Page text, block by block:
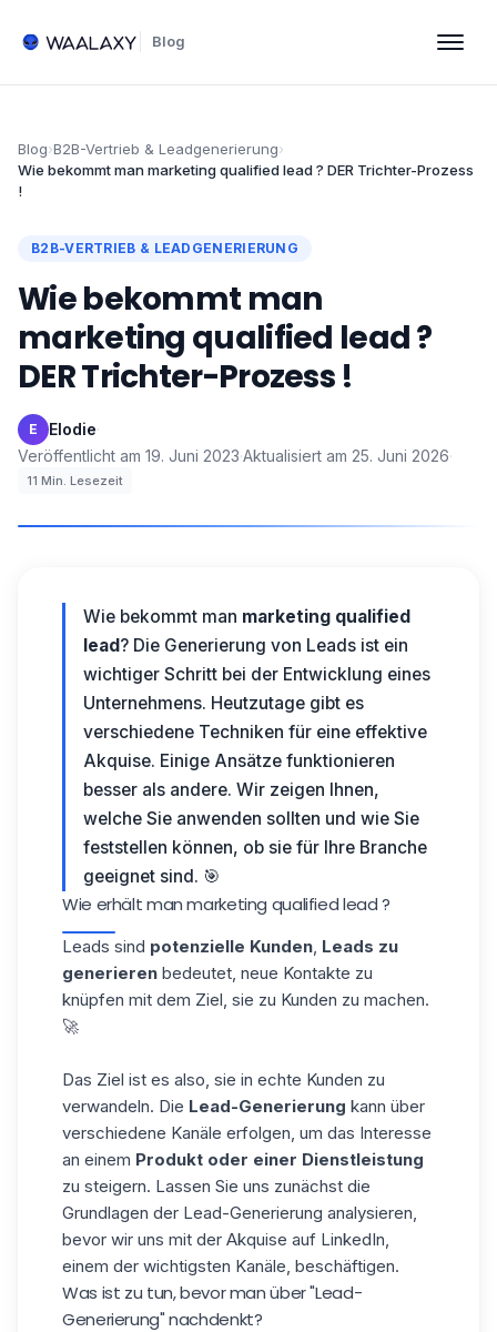
Blog
Blog›B2B-Vertrieb & Leadgenerierung›
Wie bekommt man marketing qualified lead ? DER Trichter-Prozess
!
B2B-VERTRIEB & LEADGENERIERUNG
Wie bekommt man
marketing qualified lead ?
DER Trichter-Prozess !
E Elodie·
Veröffentlicht am 19. Juni 2023·Aktualisiert am 25. Juni 2026·
11 Min. Lesezeit
Wie bekommt man marketing qualified
lead? Die Generierung von Leads ist ein
wichtiger Schritt bei der Entwicklung eines
Unternehmens. Heutzutage gibt es
verschiedene Techniken für eine effektive
Akquise. Einige Ansätze funktionieren
besser als andere. Wir zeigen Ihnen,
welche Sie anwenden sollten und wie Sie
feststellen können, ob sie für Ihre Branche
geeignet sind. 🎯
Wie erhält man marketing qualified lead ?
Leads sind potenzielle Kunden, Leads zu
generieren bedeutet, neue Kontakte zu
knüpfen mit dem Ziel, sie zu Kunden zu machen.
🚀
Das Ziel ist es also, sie in echte Kunden zu
verwandeln. Die Lead-Generierung kann über
verschiedene Kanäle erfolgen, um das Interesse
an einem Produkt oder einer Dienstleistung
zu steigern. Lassen Sie uns zunächst die
Grundlagen der Lead-Generierung analysieren,
bevor wir uns mit der Akquise auf LinkedIn,
einem der wichtigsten Kanäle, beschäftigen.
Was ist zu tun, bevor man über "Lead-
Generierung" nachdenkt?